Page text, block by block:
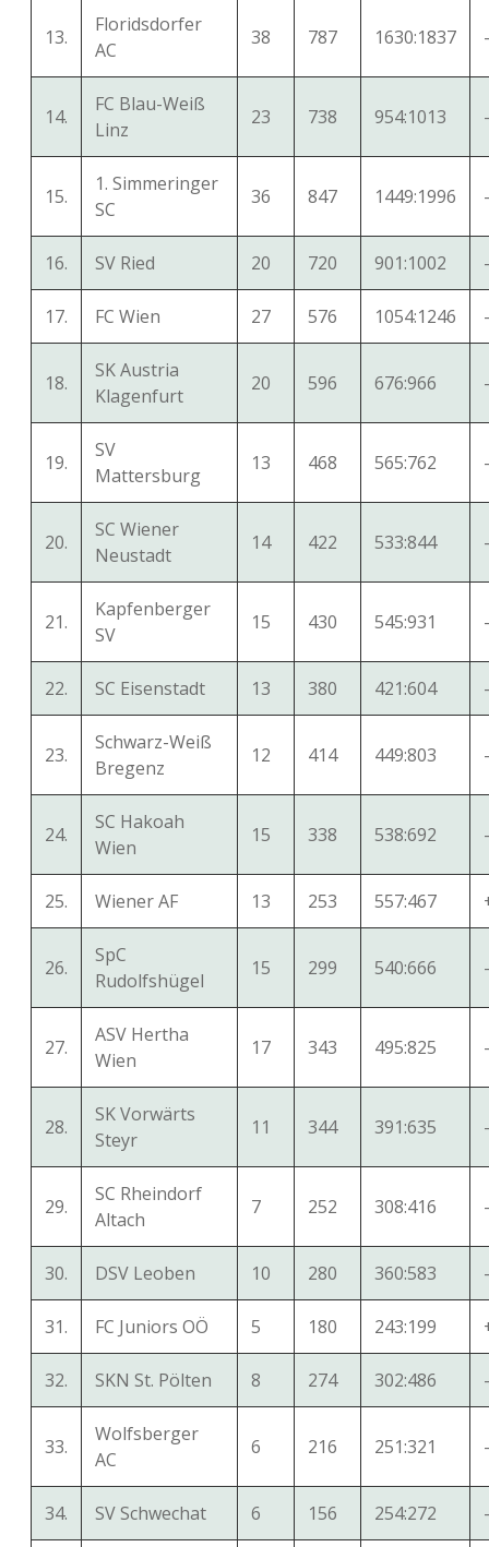
13.
Floridsdorfer
AC
38 787 1630:1837
14.
FC Blau-Weiß
Linz
23 738 954:1013
15.
1. Simmeringer
SC
36 847 1449:1996
16. SV Ried 20 720 901:1002
17. FC Wien 27 576 1054:1246
18.
SK Austria
Klagenfurt
20 596 676:966
19.
SV
Mattersburg
13 468 565:762
20.
SC Wiener
Neustadt
14 422 533:844
21.
Kapfenberger
SV
15 430 545:931
22. SC Eisenstadt 13 380 421:604
23.
Schwarz-Weiß
Bregenz
12 414 449:803
24.
SC Hakoah
Wien
15 338 538:692
25. Wiener AF 13 253 557:467
26.
SpC
Rudolfshügel
15 299 540:666
27.
ASV Hertha
Wien
17 343 495:825
28.
SK Vorwärts
Steyr
11 344 391:635
29.
SC Rheindorf
Altach
7 252 308:416
30. DSV Leoben 10 280 360:583
31. FC Juniors OÖ 5 180 243:199
32. SKN St. Pölten 8 274 302:486
33.
Wolfsberger
AC
6 216 251:321
34. SV Schwechat 6 156 254:272